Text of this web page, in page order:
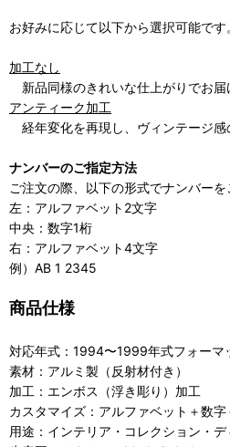
お好みに応じて以下から選択可能です
加工なし
新品同様のきれいな仕上がりでお届
アンティーク加工
経年変化を再現し、ヴィンテージ感
ナンバーのご指定方法
ご注文の際、以下の形式でナンバーを
左：アルファベット2文字
中央：数字1桁
右：アルファベット4文字
例）AB 1 2345
商品仕様
対応年式：1994〜1999年式フォーマ
素材：アルミ製（反射材付き）
加工：エンボス（浮き彫り）加工
カスタマイズ：アルファベット＋数字
用途：インテリア・コレクション・